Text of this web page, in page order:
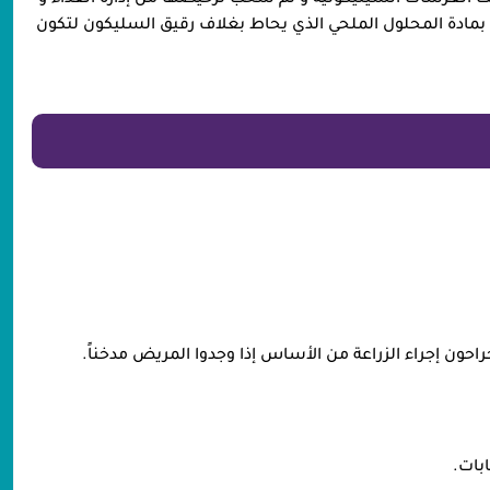
المحلول الملحي الذي يحاط بغلاف رقيق السليكون لتكون
إجراء الزراعة من الأساس إذا وجدوا المريض مدخناً.